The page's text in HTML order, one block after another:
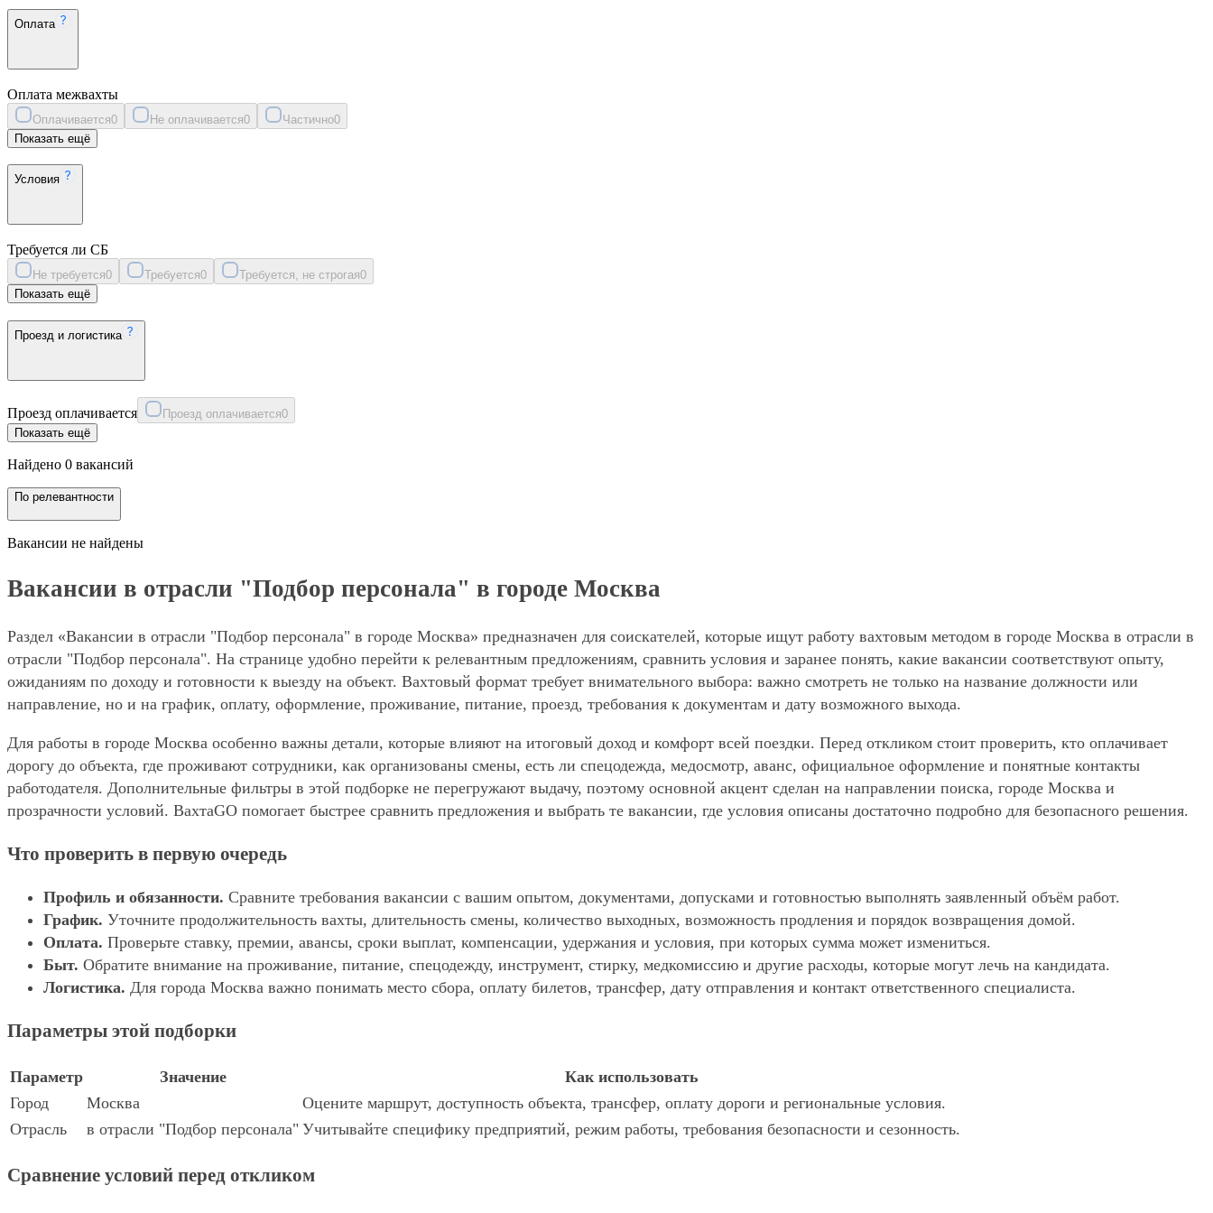
Оплата
Оплата межвахты
Оплачивается0 Не оплачивается0 Частично0
Показать ещё
Условия
Требуется ли СБ
Не требуется0 Требуется0 Требуется, не строгая0
Показать ещё
Проезд и логистика
Проезд оплачивается Проезд оплачивается0
Показать ещё
Найдено 0 вакансий
По релевантности
Вакансии не найдены
Вакансии в отрасли "Подбор персонала" в городе Москва
Раздел «Вакансии в отрасли "Подбор персонала" в городе Москва» предназначен для соискателей, которые ищут работу вахтовым методом в городе Москва в отрасли в
отрасли "Подбор персонала". На странице удобно перейти к релевантным предложениям, сравнить условия и заранее понять, какие вакансии соответствуют опыту,
ожиданиям по доходу и готовности к выезду на объект. Вахтовый формат требует внимательного выбора: важно смотреть не только на название должности или
направление, но и на график, оплату, оформление, проживание, питание, проезд, требования к документам и дату возможного выхода.
Для работы в городе Москва особенно важны детали, которые влияют на итоговый доход и комфорт всей поездки. Перед откликом стоит проверить, кто оплачивает
дорогу до объекта, где проживают сотрудники, как организованы смены, есть ли спецодежда, медосмотр, аванс, официальное оформление и понятные контакты
работодателя. Дополнительные фильтры в этой подборке не перегружают выдачу, поэтому основной акцент сделан на направлении поиска, городе Москва и
прозрачности условий. ВахтаGO помогает быстрее сравнить предложения и выбрать те вакансии, где условия описаны достаточно подробно для безопасного решения.
Что проверить в первую очередь
Профиль и обязанности. Сравните требования вакансии с вашим опытом, документами, допусками и готовностью выполнять заявленный объём работ.
График. Уточните продолжительность вахты, длительность смены, количество выходных, возможность продления и порядок возвращения домой.
Оплата. Проверьте ставку, премии, авансы, сроки выплат, компенсации, удержания и условия, при которых сумма может измениться.
Быт. Обратите внимание на проживание, питание, спецодежду, инструмент, стирку, медкомиссию и другие расходы, которые могут лечь на кандидата.
Логистика. Для города Москва важно понимать место сбора, оплату билетов, трансфер, дату отправления и контакт ответственного специалиста.
Параметры этой подборки
Параметр Значение
Как использовать
Город
Москва
Оцените маршрут, доступность объекта, трансфер, оплату дороги и региональные условия.
Отрасль
в отрасли "Подбор персонала" Учитывайте специфику предприятий, режим работы, требования безопасности и сезонность.
Сравнение условий перед откликом